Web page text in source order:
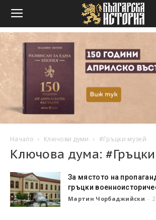
Начало Ключови думи #Гръцки музей
Ключова дума:
За мястото на
гръцки
Мартин Чорбаджийски -